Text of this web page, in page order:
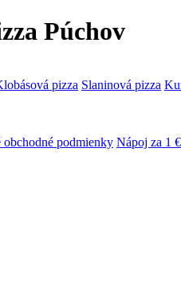
Púchov
pizza Slaninová pizza
obchodné podmienky Nápoj za 1 €